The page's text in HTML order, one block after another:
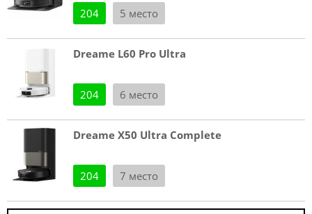
204 5 место
Dreame L60 Pro Ultra
204 6 место
Dreame X50 Ultra Complete
204 7 место